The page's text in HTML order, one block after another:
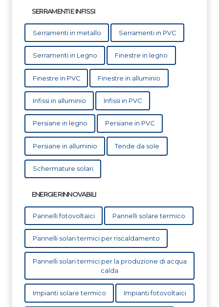
SERRAMENTI E INFISSI
Serramenti in metallo Serramenti in PVC
Serramenti in Legno Finestre in legno
Finestre in PVC Finestre in alluminio
Infissi in alluminio Infissi in PVC
Persiane in legno Persiane in PVC
Persiane in alluminio Tende da sole
Schermature solari
ENERGIE RINNOVABILI
Pannelli fotovoltaici Pannelli solare termico
Pannelli solari termici per riscaldamento
Pannelli solari termici per la produzione di acqua
calda
Impianti solare termico Impianti fotovoltaici